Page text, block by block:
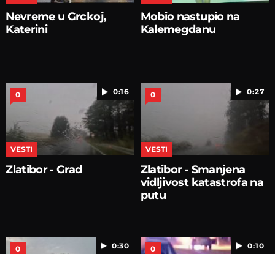
Nevreme u Grckoj,
Katerini
Mobio nastupio na
Kalemegdanu
0:16
0
VESTI
Zlatibor - Grad
0:27
0
VESTI
Zlatibor - Smanjena
vidljivost katastrofa na
putu
0:30
0 0:10
0